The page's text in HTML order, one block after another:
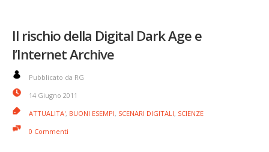
Il rischio della Digital Dark Age e
l’Internet Archive
Pubblicato da RG
14 Giugno 2011
ATTUALITA', BUONI ESEMPI, SCENARI DIGITALI, SCIENZE
0 Commenti